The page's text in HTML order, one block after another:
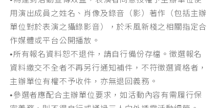
用演出成員之姓名、肖像及錄音（影）著作（包括主辦
單位對於表演之攝錄影音），於禾風新棧之相關指定合
作媒體或平台公開播放。
•所有報名資料恕不退件，請自行備份存檔。徵選報名
資料繳交不全者不再另行通知補件，不符徵選資格者，
主辦單位有權不予收件，亦無退回義務。
•參選者應配合主辦單位要求，如活動內容有需履行保